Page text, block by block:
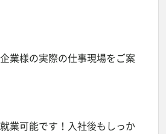
業様の実際の仕事現場をご案
業可能です！入社後もしっか